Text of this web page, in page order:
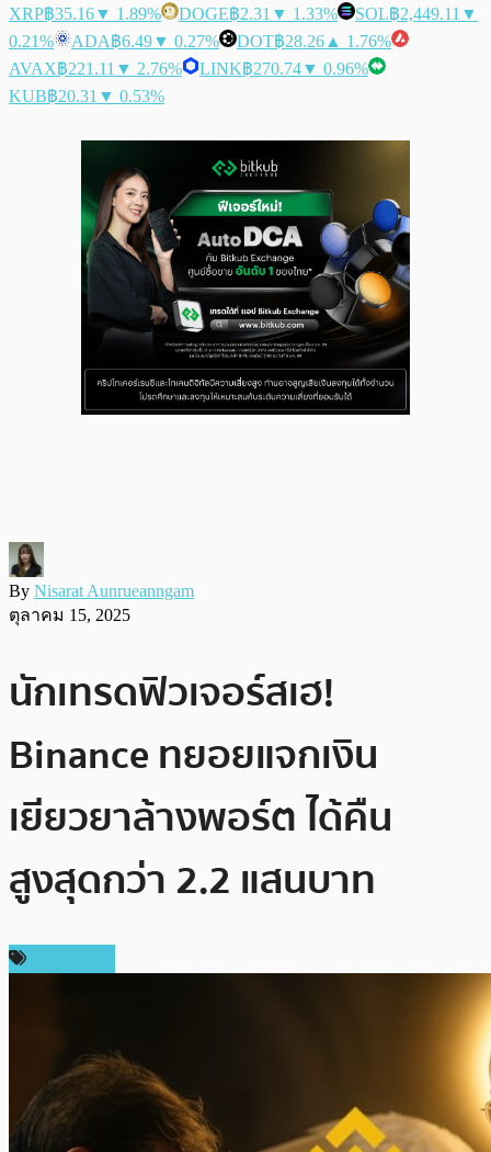
XRP฿35.16▼ 1.89% DOGE฿2.31 ▼ 1.33% SOL฿2,449.11 ▼
0.21%
ADA฿6.49▼ 0.27% DOT฿28.26 ▲ 1.76%
AVAX฿221.11 ▼ 2.76% LINK฿270.74▼ 0.96%
KUB฿20.31 ▼ 0.53%
By Nisarat Aunrueanngam
ตุลาคม 15, 2025
นักเทรดฟิวเจอร์สเฮ!
Binance ทยอยแจกเงิน
เยียวยาล้างพอร์ต ได้คืน
สูงสุดกว่า 2.2 แสนบาท